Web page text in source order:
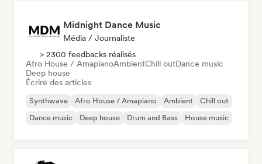
Midnight Dance Music
Média / Journaliste
> 2300 feedbacks réalisés
Afro House / AmapianoAmbientChill outDance music
Deep house
Écrire des articles
Synthwave Afro House / Amapiano Ambient
Chill out
Dance music
Deep house Drum and Bass House music